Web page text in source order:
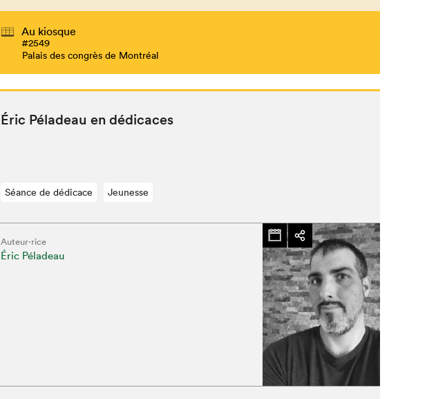
Au kiosque
#2549
Palais des congrès de Montréal
Éric Péladeau en dédicaces
Séance de dédicace Jeunesse
Auteur·rice
Éric Péladeau